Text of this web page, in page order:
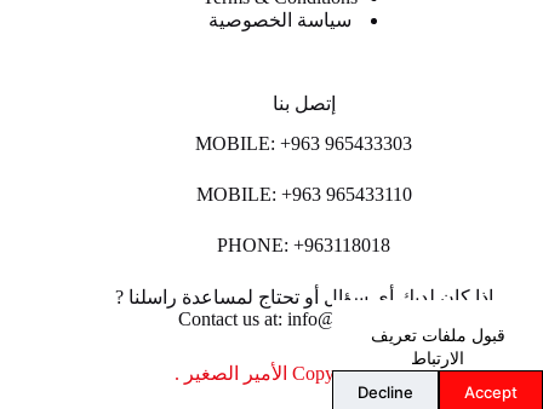
قبول ملفات تعريف
الارتباط
Accept
Decline
سياسة الخصوصية
إتصل بنا
MOBILE: +963 965433303
MOBILE: +963 965433110
PHONE: +963118018
اذا كان لديك أي سؤال أو تحتاج لمساعدة راسلنا ?
Contact us at: info@lpco-llc.com
Copyright © 2026 الأمير الصغير .